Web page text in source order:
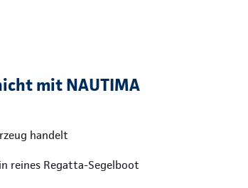
mit NAUTIMA
handelt
reines Regatta-Segelboot